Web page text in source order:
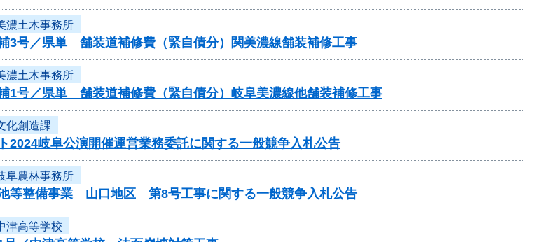
濃土木事務所
3号／県単 舗装道補修費（緊自債分）関美濃線舗装補修工事
濃土木事務所
1号／県単 舗装道補修費（緊自債分）岐阜美濃線他舗装補修工事
化創造課
2024岐阜公演開催運営業務委託に関する一般競争入札公告
阜農林事務所
池等整備事業 山口地区 第8号工事に関する一般競争入札公告
津高等学校